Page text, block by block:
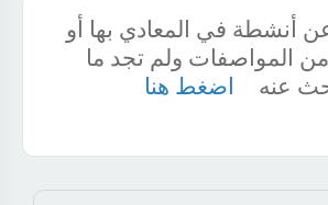
أنشطة في المعادي بها أو
المواصفات ولم تجد ما
عنه
اضغط هنا